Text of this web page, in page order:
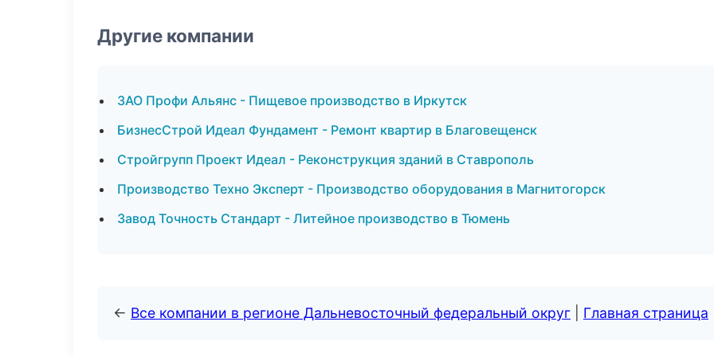
Другие компании
ЗАО Профи Альянс - Пищевое производство в Иркутск
БизнесСтрой Идеал Фундамент - Ремонт квартир в Благовещенск
Стройгрупп Проект Идеал - Реконструкция зданий в Ставрополь
Производство Техно Эксперт - Производство оборудования в Магнитогорск
Завод Точность Стандарт - Литейное производство в Тюмень
← Все компании в регионе Дальневосточный федеральный округ Главная страница